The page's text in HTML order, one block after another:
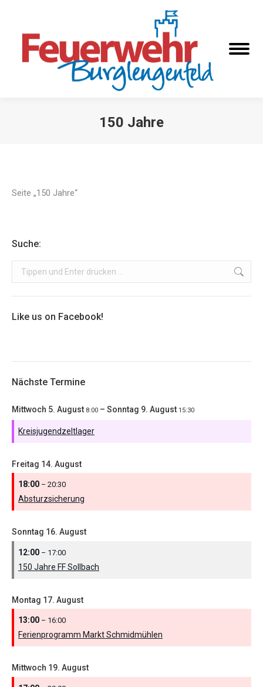
150 Jahre
Seite „150 Jahre“
Suche:
Search:
Like us on Facebook!
Nächste Termine
Mittwoch 5. August 8:00 – Sonntag 9. August 15:30
Kreisjugendzeltlager
Freitag 14. August
18:00 – 20:30
Absturzsicherung
Sonntag 16. August
12:00 – 17:00
150 Jahre FF Sollbach
Montag 17. August
13:00 – 16:00
Ferienprogramm Markt Schmidmühlen
Mittwoch 19. August